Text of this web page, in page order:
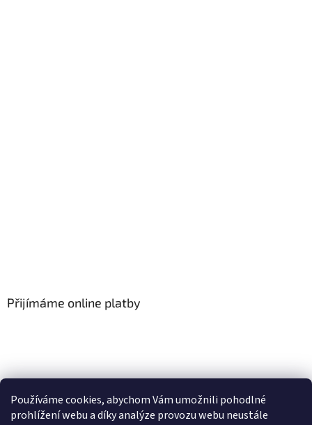
Používáme cookies, abychom Vám umožnili pohodlné
prohlížení webu a díky analýze provozu webu neustále
Přijímáme online platby